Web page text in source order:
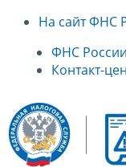
На сайт ФНС
ФНС
Контакт-